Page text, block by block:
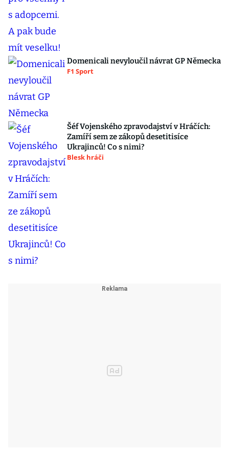
Domenicali nevyloučil návrat GP Německa
F1 Sport
Šéf Vojenského zpravodajství v Hráčích:
Zamíří sem ze zákopů desetitisíce
Ukrajinců! Co s nimi?
Blesk hráči